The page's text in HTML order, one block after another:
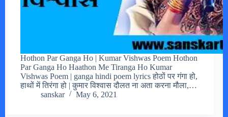
Hothon Par Ganga Ho | Kumar Vishwas Poem Hothon
Par Ganga Ho Haathon Me Tiranga Ho Kumar
Vishwas Poem | ganga hindi poem lyrics होठों पर गंगा हो,
हाथों में तिरंगा हो | कुमार विश्वास दौलत ना अता करना मौला,…
sanskar
May 6, 2021